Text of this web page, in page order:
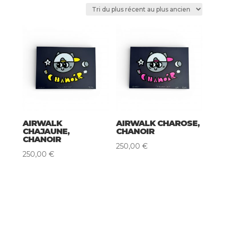
plus
ancien
AIRWALK
CHAJAUNE,
CHANOIR
250,00 €
AIRWALK CHAROSE,
CHANOIR
250,00€